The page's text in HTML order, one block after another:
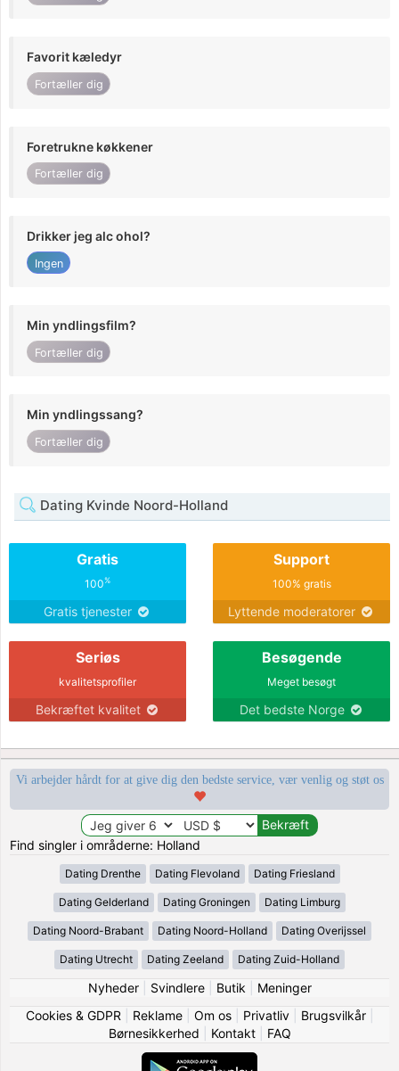
Favorit kæledyr
Fortæller dig
Foretrukne køkkener
Fortæller dig
Drikker jeg alc ohol?
Ingen
Min yndlingsfilm?
Fortæller dig
Min yndlingssang?
Fortæller dig
Dating Kvinde Noord-Holland
Gratis
100%
Gratis tjenester
Support
100% gratis
Lyttende moderatorer
Seriøs
kvalitetsprofiler
Bekræftet kvalitet
Besøgende
Meget besøgt
Det bedste Norge
Vi arbejder hårdt for at give dig den bedste service, vær venlig og støt os
Find singler i områderne: Holland
Dating Drenthe Dating Flevoland Dating Friesland
Dating Gelderland Dating Groningen Dating Limburg
Dating Noord-Brabant Dating Noord-Holland Dating Overijssel
Dating Utrecht Dating Zeeland Dating Zuid-Holland
Nyheder| Svindlere| Butik
Meninger
Cookies & GDPR
Reklame| Om os| Privatliv| Brugsvilkår|
Børnesikkerhed
Kontakt| FAQ